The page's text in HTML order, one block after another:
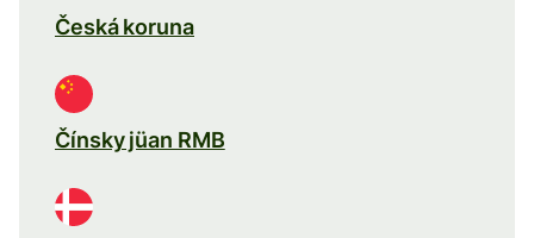
Česká koruna
Čínsky jüan RMB